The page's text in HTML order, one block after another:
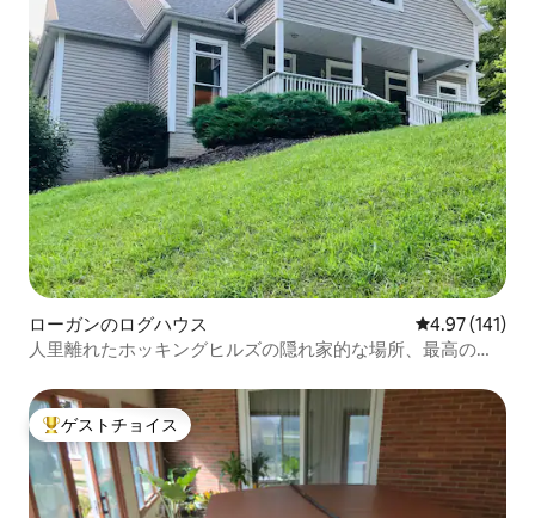
ローガンのログハウス レビュー141
4.97 (141)
人里離れたホッキングヒルズの隠れ家的な場所、最高のゲ
大好評のゲストチョイスです。
ゲストチョイス